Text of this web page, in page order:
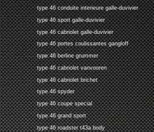
type 46 conduite interieure galle-duvivier
type 46 sport galle-duvivier
type 46 cabriolet galle-duvivier
type 46 portes coulissantes gangloff
type 46 berline grummer
type 46 cabriolet vanvooren
type 46 cabriolet brichet
type 46 spyder
type 46 coupe special
type 46 grand sport
type 46 roadster t43a body